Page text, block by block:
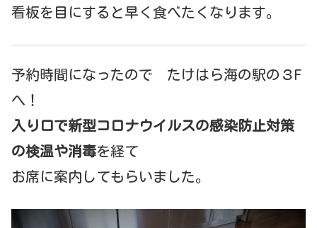
看板を目にすると早く食べたくなります。
予約時間になったので たけはら海の駅の３F
へ！
入り口で新型コロナウイルスの感染防止対策
の検温や消毒を経て
お席に案内してもらいました。